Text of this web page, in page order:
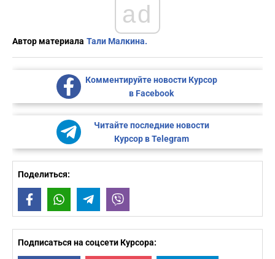
ad
Автор материала Тали Малкина.
Комментируйте новости Курсор
в Facebook
Читайте последние новости
Курсор в Telegram
Поделиться:
FacebookWhatsAppTelegram
Подписаться на соцсети Курсора: